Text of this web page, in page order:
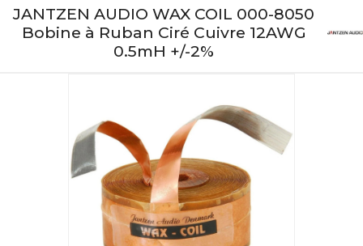
JANTZEN AUDIO WAX COIL 000-8050
Bobine à Ruban Ciré Cuivre 12AWG
0.5mH +/-2%